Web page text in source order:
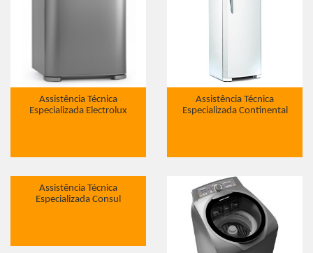
Assistência Técnica
Especializada Electrolux
Assistência Técnica
Especializada Continental
Assistência Técnica
Especializada Consul